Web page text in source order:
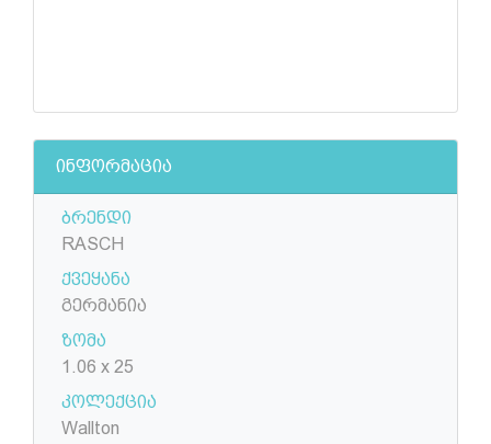
ინფორმაცია
ბრენდი
RASCH
ქვეყანა
გერმანია
ზომა
1.06 x 25
კოლექცია
Wallton